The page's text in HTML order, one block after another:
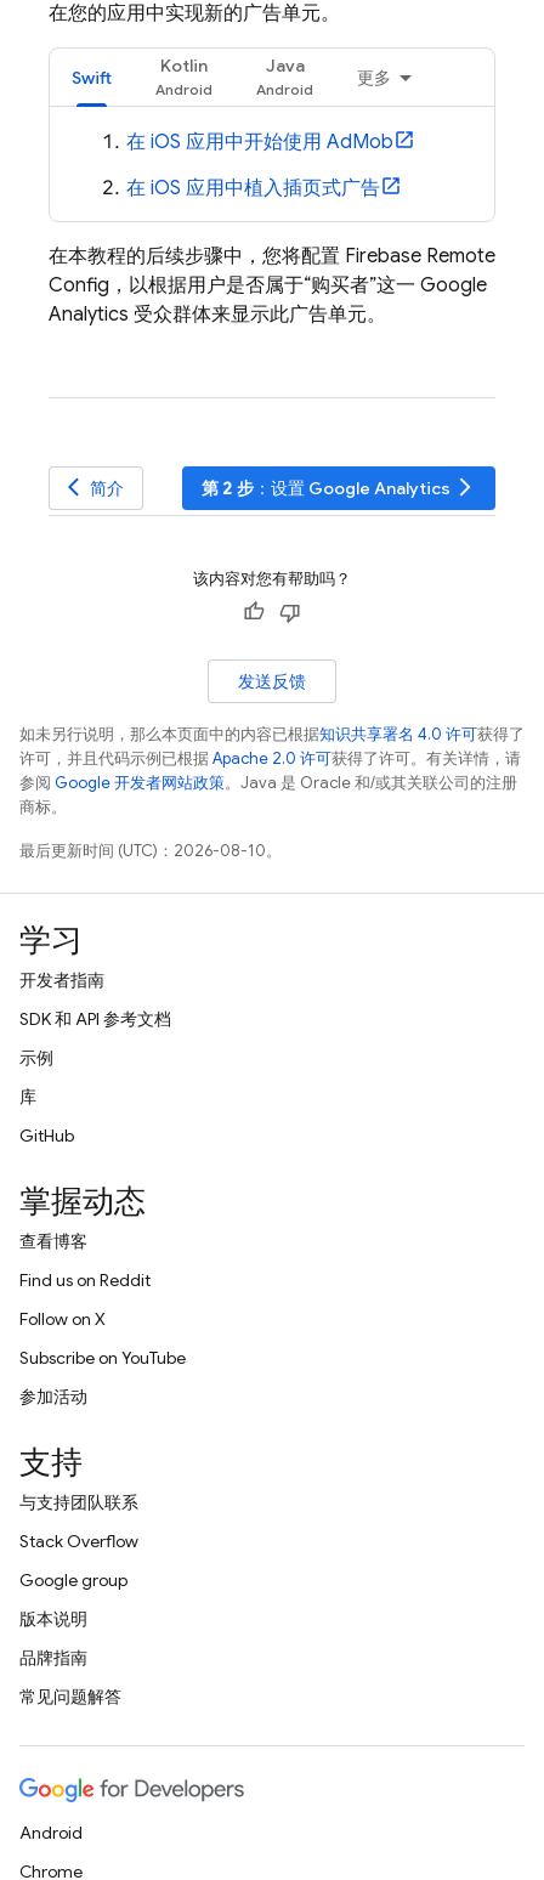
在您的应用中实现新的广告单元。
Swift
Kotlin Java
更多
在 iOS 应用中开始使用 AdMob
在 iOS 应用中植入插页式广告
在本教程的后续步骤中，您将配置 Firebase Remote
Config ，以根据用户是否属于“购买者”这一 Google
Analytics 受众群体来显示此广告单元。
arrow_back_ios 简介 第 2 步 ：设置 Google Analytics arrow_forward_ios
该内容对您有帮助吗？
发送反馈
如未另行说明，那么本页面中的内容已根据知识共享署名 4.0 许可获得了
许可，并且代码示例已根据Apache 2.0 许可获得了许可。有关详情，请
参阅 Google 开发者网站政策。Java 是 Oracle 和/或其关联公司的注册
商标。
最后更新时间 (UTC)：2026-08-10。
学习
开发者指南
SDK 和 API 参考文档
示例
库
GitHub
掌握动态
查看博客
Find us on Reddit
Follow on X
Subscribe on YouTube
参加活动
支持
与支持团队联系
Stack Overflow
Google group
版本说明
品牌指南
常见问题解答
Android
Chrome